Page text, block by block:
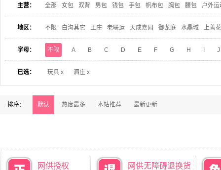
主营： 全部 女包 双背 男包 钱包 手包 帆布包 胸包 腰包 户外运
地区： 不限 白沟其它 王庄 老联运 天成嘉园 御龙庭 水晶域 上善
字母： 不限 A B C D E F G H J
已选： 玩具 x 泗庄 x
排序： 默认 热度最多 本站推荐 最新更新
网供授权 网供无障碍退换货